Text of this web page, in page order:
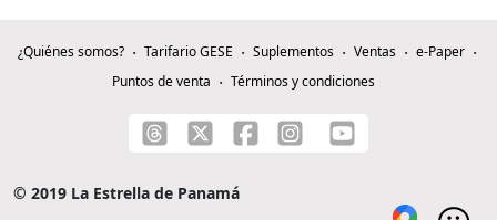
¿Quiénes somos? Tarifario GESE Suplementos Ventas
e-Paper
Puntos de venta
Términos y condiciones
© 2019 La Estrella de Panamá